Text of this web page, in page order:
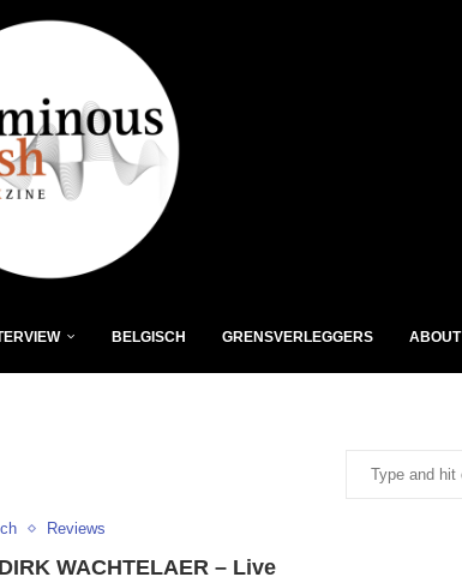
BELGISCH GRENSVERLEGGERS ABOUT
Reviews
WACHTELAER – Live